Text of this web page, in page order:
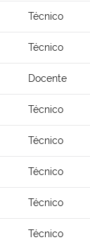
Técnico
Técnico
Docente
Técnico
Técnico
Técnico
Técnico
Técnico